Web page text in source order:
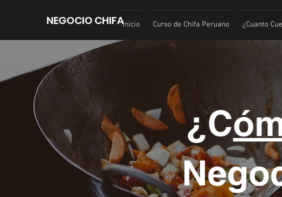
NEGOCIO CHIFAInicio Curso de Chifa Peruano ¿Cuanto
¿C